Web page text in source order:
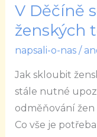
V Děčíně
ženských
napsali-o-nas/
Jak skloubit
stále nutné
odměňování
Co vše je
V
Děčíně
bude
diskutovat
o
ženských
tématech